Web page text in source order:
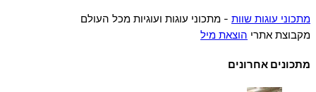
מתכוני עוגות שוות - מתכוני עוגות ועוגיות מכל העולם
מקבוצת אתרי הוצאת מיל
מתכונים אחרונים